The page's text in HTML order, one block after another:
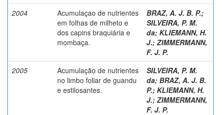
2004
Acumulaçao de nutrientes
em folhas de milheto e
dos capins braquiária e
mombaça.
BRAZ, A. J. B. P.;
SILVEIRA, P. M.
da; KLIEMANN, H.
J.; ZIMMERMANN,
F. J. P.
2005
Acumulação de nutrientes
no limbo foliar de guandu
e estilosantes.
SILVEIRA, P. M.
da; BRAZ, A. J. B.
P.; KLIEMANN, H.
J.; ZIMMERMANN,
F. J. P.